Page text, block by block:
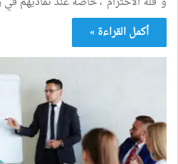
أكمل القراءة »